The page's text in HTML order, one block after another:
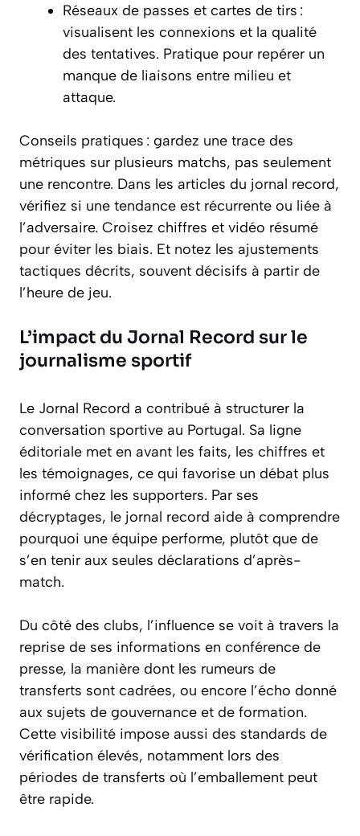
Réseaux de passes et cartes de tirs :
visualisent les connexions et la qualité
des tentatives. Pratique pour repérer un
manque de liaisons entre milieu et
attaque.
Conseils pratiques : gardez une trace des
métriques sur plusieurs matchs, pas seulement
une rencontre. Dans les articles du jornal record,
vérifiez si une tendance est récurrente ou liée à
l’adversaire. Croisez chiffres et vidéo résumé
pour éviter les biais. Et notez les ajustements
tactiques décrits, souvent décisifs à partir de
l’heure de jeu.
L’impact du Jornal Record sur le
journalisme sportif
Le Jornal Record a contribué à structurer la
conversation sportive au Portugal. Sa ligne
éditoriale met en avant les faits, les chiffres et
les témoignages, ce qui favorise un débat plus
informé chez les supporters. Par ses
décryptages, le jornal record aide à comprendre
pourquoi une équipe performe, plutôt que de
s’en tenir aux seules déclarations d’après-
match.
Du côté des clubs, l’influence se voit à travers la
reprise de ses informations en conférence de
presse, la manière dont les rumeurs de
transferts sont cadrées, ou encore l’écho donné
aux sujets de gouvernance et de formation.
Cette visibilité impose aussi des standards de
vérification élevés, notamment lors des
périodes de transferts où l’emballement peut
être rapide.